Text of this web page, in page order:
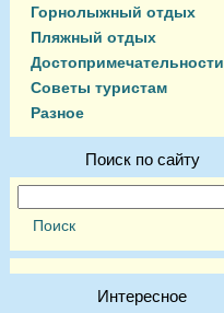
Горнолыжный отдых
Пляжный отдых
Достопримечательности
Советы туристам
Разное
Поиск по сайту
Интересное